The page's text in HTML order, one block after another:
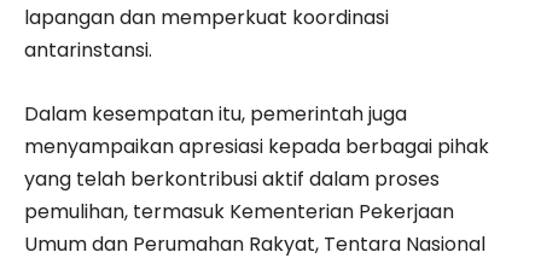
lapangan dan memperkuat koordinasi
antarinstansi.
Dalam kesempatan itu, pemerintah juga
menyampaikan apresiasi kepada berbagai pihak
yang telah berkontribusi aktif dalam proses
pemulihan, termasuk Kementerian Pekerjaan
Umum dan Perumahan Rakyat, Tentara Nasional